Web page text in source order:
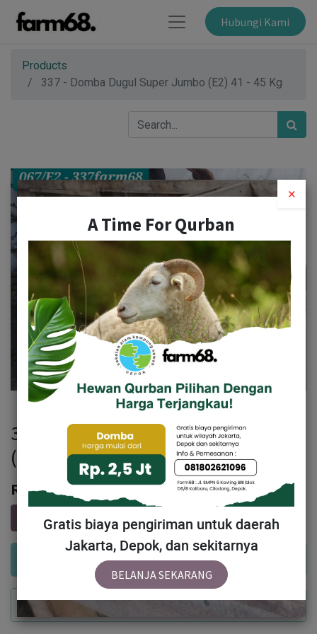
Hubungi Kami
Products
337 - Domba Dugul Super Jumbo (E2) 41 - 45 Kg
337 - Domba Dugul Super Jumbo
(E2) 41 - 45 Kg
Rp4,862,000
Add to Cart
Buy Now
×
A Time For Qurban
Gratis biaya pengiriman untuk daerah
Jakarta, Depok, dan sekitarnya
BELANJA SEKARANG